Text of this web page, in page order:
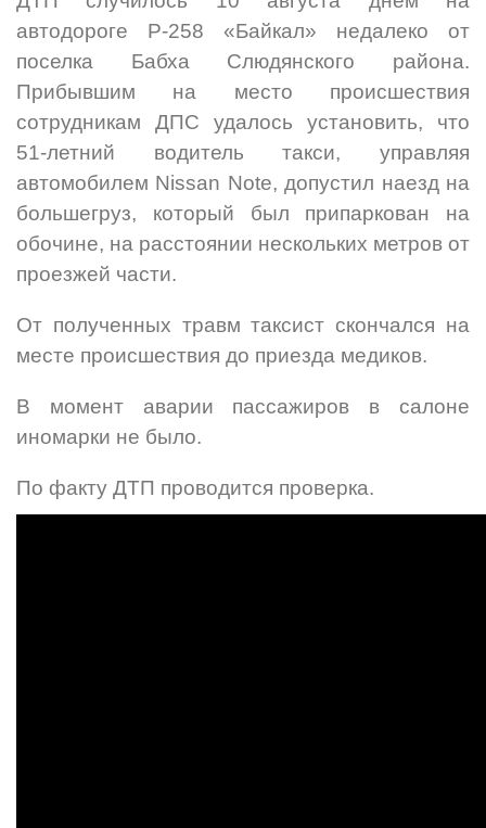
автодороге Р-258 «Байкал» недалеко от
поселка Бабха Слюдянского района.
Прибывшим на место происшествия
сотрудникам ДПС удалось установить, что
51-летний водитель такси, управляя
автомобилем Nissan Note, допустил наезд на
большегруз, который был припаркован на
обочине, на расстоянии нескольких метров от
проезжей части.
От полученных травм таксист скончался на
месте происшествия до приезда медиков.
В момент аварии пассажиров в салоне
иномарки не было.
По факту ДТП проводится проверка.